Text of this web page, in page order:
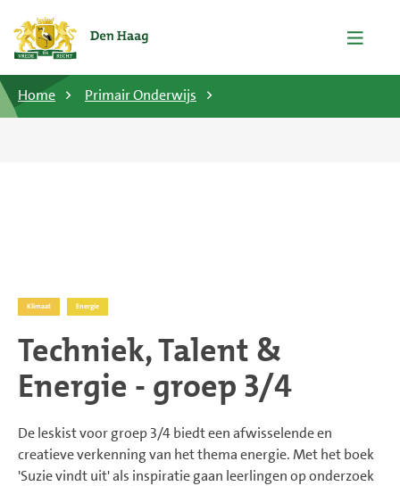
Home Primair Onderwijs
Klimaat Energie
Techniek, Talent &
Energie - groep 3/4
De leskist voor groep 3/4 biedt een afwisselende en
creatieve verkenning van het thema energie. Met het boek
'Suzie vindt uit' als inspiratie gaan leerlingen op onderzoek